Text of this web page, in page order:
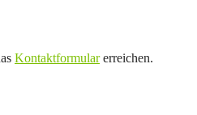
Kontaktformularerreichen.